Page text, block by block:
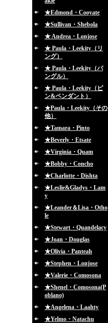
★Edmond・Cooyate
★Sullivan・Shebola
★ Andrea・Lonjose
★ Paula・Leekity（リ
ング）
★ Paula・Leekity（バ
ングル）
★ Paula・Leekity（ピ
ン&ペンダント）
★Paula・Leekity（その
他）
★Tamara・Pinto
★Beverly・Etsate
★Virginia・Quam
★Bobby・Concho
★Charlotte・Dishta
★Leslie&Gladys・Lam
y
★Leander＆Lisa・Otho
le
★Stewart・Quandelacy
★Joan・Douglas
★Olivia・Panteah
★Stephen・Lonjose
★Valerie・Comosona
★Shenel・Comosona(P
oblano)
★Angelena・Laahty
★Yelmo・Natachu